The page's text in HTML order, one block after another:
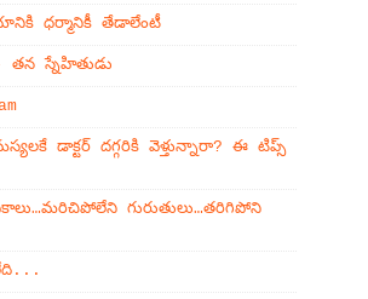
ధర్మానికీ తేడాలేంటీ
తన స్నేహితుడు
డాక్టర్ దగ్గరికి వెళ్తున్నారా? ఈ టిప్స్
గురుతులు…తరిగిపోని